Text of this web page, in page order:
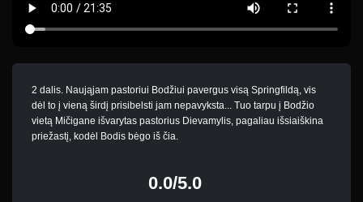
2 dalis. Naująjam pastoriui Bodžiui pavergus visą Springfildą, vis
dėl to į vieną širdį prisibelsti jam nepavyksta... Tuo tarpu į Bodžio
vietą Mičigane išvarytas pastorius Dievamylis, pagaliau išsiaiškina
priežastį, kodėl Bodis bėgo iš čia.
0.0/5.0